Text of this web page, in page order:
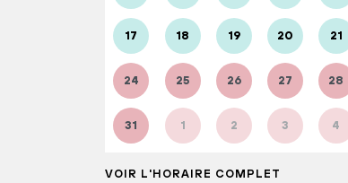
17 18 19 20 21
24 25 26 27 28
31 1 2 3 4
VOIR L'HORAIRE COMPLET